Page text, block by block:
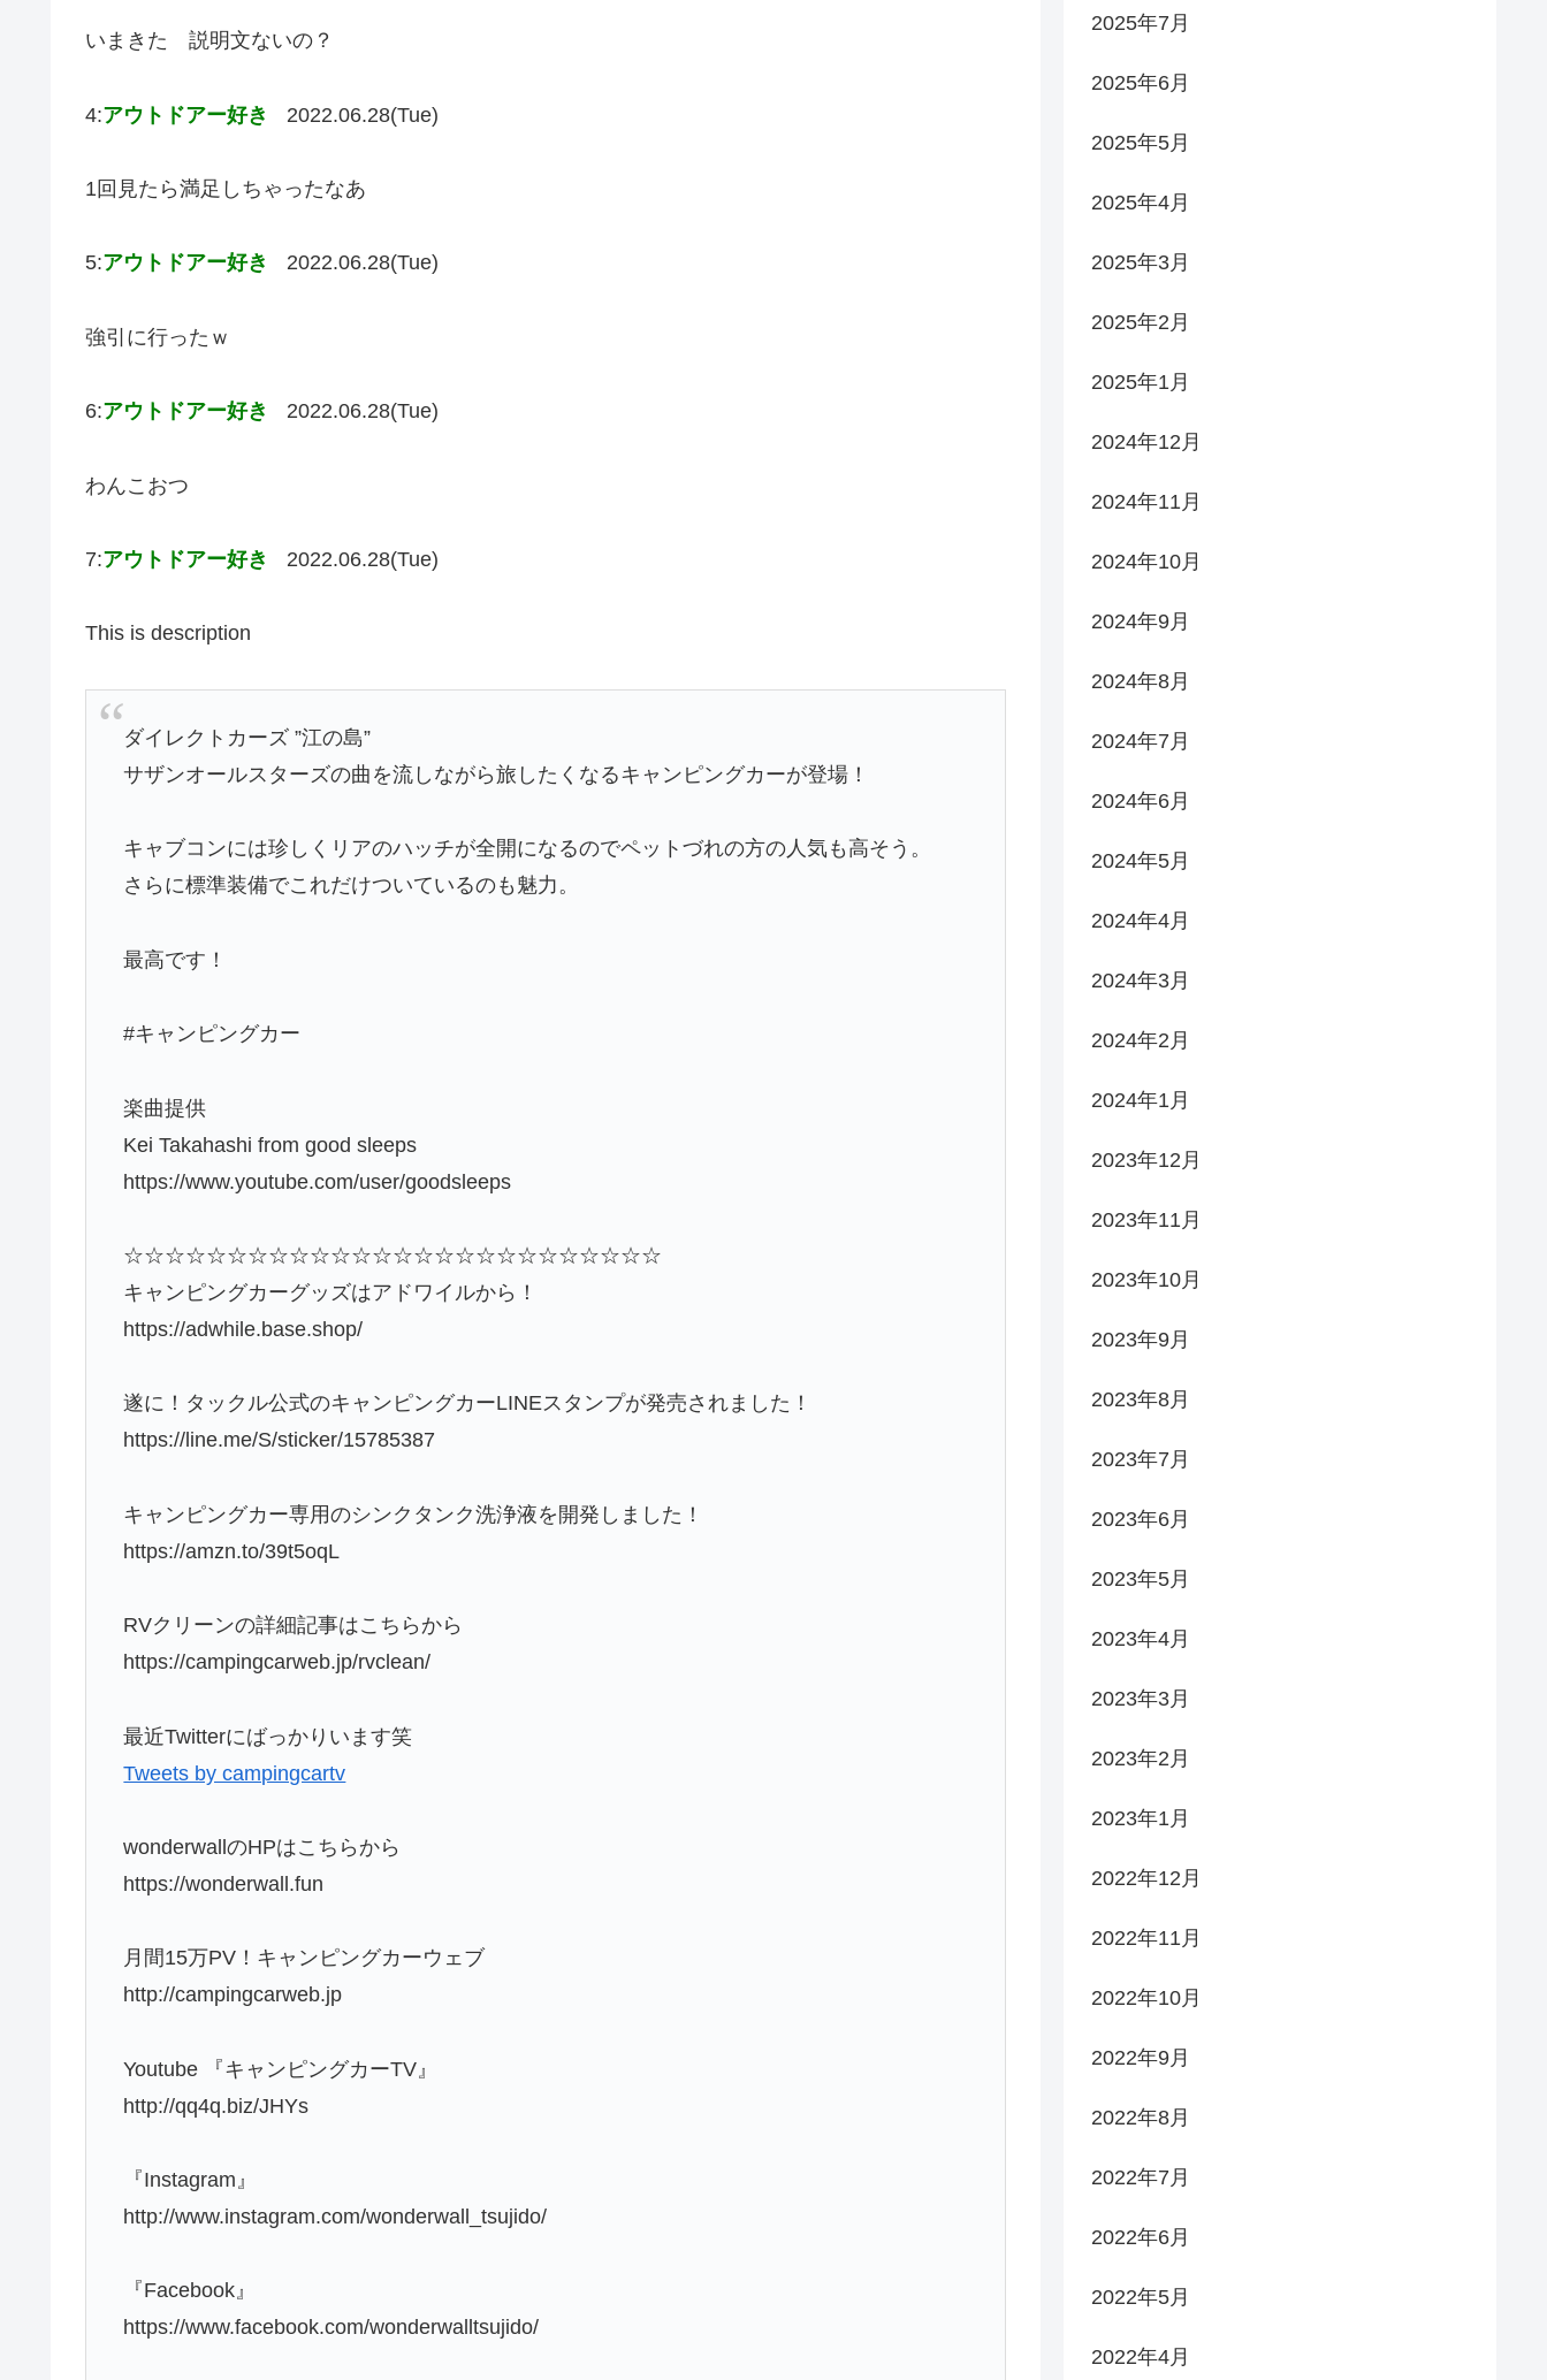
いまきた 説明文ないの？
4:アウトドアー好き 2022.06.28(Tue)
1回見たら満足しちゃったなあ
5:アウトドアー好き 2022.06.28(Tue)
強引に行ったｗ
6:アウトドアー好き 2022.06.28(Tue)
わんこおつ
7:アウトドアー好き 2022.06.28(Tue)
This is description
ダイレクトカーズ ”江の島”
サザンオールスターズの曲を流しながら旅したくなるキャンピングカーが登場！
キャブコンには珍しくリアのハッチが全開になるのでペットづれの方の人気も高そう。
さらに標準装備でこれだけついているのも魅力。
最高です！
#キャンピングカー
楽曲提供
Kei Takahashi from good sleeps
https://www.youtube.com/user/goodsleeps
☆☆☆☆☆☆☆☆☆☆☆☆☆☆☆☆☆☆☆☆☆☆☆☆☆☆
キャンピングカーグッズはアドワイルから！
https://adwhile.base.shop/
遂に！タックル公式のキャンピングカーLINEスタンプが発売されました！
https://line.me/S/sticker/15785387
キャンピングカー専用のシンクタンク洗浄液を開発しました！
https://amzn.to/39t5oqL
RVクリーンの詳細記事はこちらから
https://campingcarweb.jp/rvclean/
最近Twitterにばっかりいます笑
Tweets by campingcartv
wonderwallのHPはこちらから
https://wonderwall.fun
月間15万PV！キャンピングカーウェブ
http://campingcarweb.jp
Youtube 『キャンピングカーTV』
http://qq4q.biz/JHYs
『Instagram』
http://www.instagram.com/wonderwall_tsujido/
『Facebook』
https://www.facebook.com/wonderwalltsujido/
2025年7月
2025年6月
2025年5月
2025年4月
2025年3月
2025年2月
2025年1月
2024年12月
2024年11月
2024年10月
2024年9月
2024年8月
2024年7月
2024年6月
2024年5月
2024年4月
2024年3月
2024年2月
2024年1月
2023年12月
2023年11月
2023年10月
2023年9月
2023年8月
2023年7月
2023年6月
2023年5月
2023年4月
2023年3月
2023年2月
2023年1月
2022年12月
2022年11月
2022年10月
2022年9月
2022年8月
2022年7月
2022年6月
2022年5月
2022年4月